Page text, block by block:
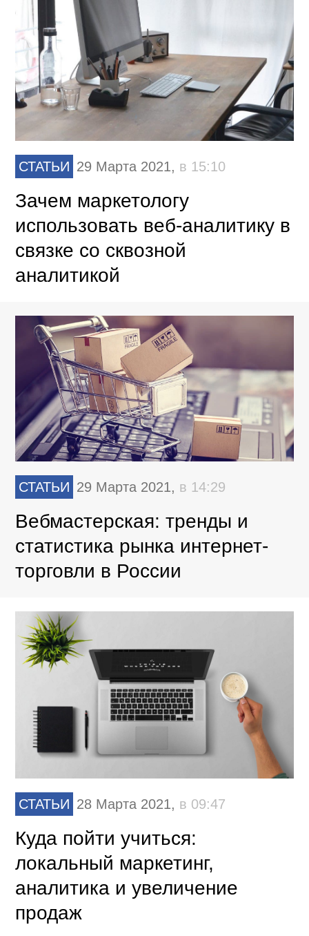
СТАТЬИ 29 Марта 2021, в 15:10
Зачем маркетологу
использовать веб-аналитику в
связке со сквозной
аналитикой
СТАТЬИ 29 Марта 2021, в 14:29
Вебмастерская: тренды и
статистика рынка интернет-
торговли в России
СТАТЬИ 28 Марта 2021, в 09:47
Куда пойти учиться:
локальный маркетинг,
аналитика и увеличение
продаж